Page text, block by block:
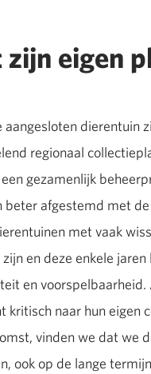
eigen
dierentuin
regionaal
gezamenlijk
afgestemd met
met vaak
en deze enkele
en
kritisch naar hun
vinden we dat we
ook op de lange